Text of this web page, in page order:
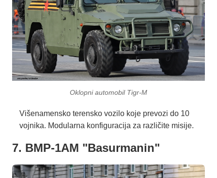
Oklopni automobil Tigr-M
Višenamensko terensko vozilo koje prevozi do 10
vojnika. Modularna konfiguracija za različite misije.
7. BMP-1AM "Basurmanin"